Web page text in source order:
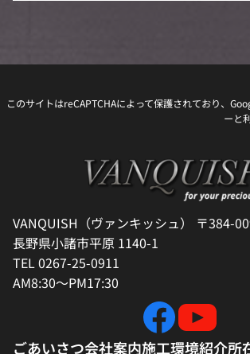
このサイトはreCAPTCHAによって保護されており、
ーと
VANQUISH（ヴァンキッシュ） 〒384-
長野県小諸市平原 1140-1
TEL 0267-25-0911
AM8:30～PM17:30
ごあいさつ会社案内施工環境紹介所